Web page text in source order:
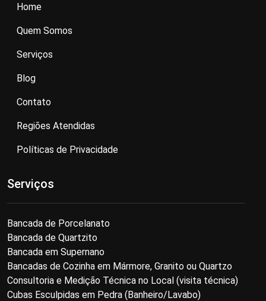
Home
Quem Somos
Serviços
Blog
Contato
Regiões Atendidas
Políticas de Privacidade
Serviços
Bancada de Porcelanato
Bancada de Quartzito
Bancada em Supernano
Bancadas de Cozinha em Mármore, Granito ou Quartzo
Consultoria e Medição Técnica no Local (visita técnica)
Cubas Esculpidas em Pedra (Banheiro/Lavabo)